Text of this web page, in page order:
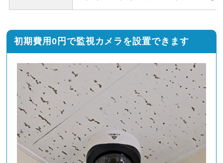
初期費用0円で監視カメラを設置できます